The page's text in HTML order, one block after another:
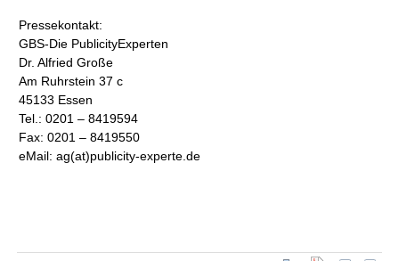
Pressekontakt:
GBS-Die PublicityExperten
Dr. Alfried Große
Am Ruhrstein 37 c
45133 Essen
Tel.: 0201 – 8419594
Fax: 0201 – 8419550
eMail: ag(at)publicity-experte.de